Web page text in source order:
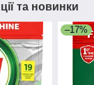
та новинки
–17%